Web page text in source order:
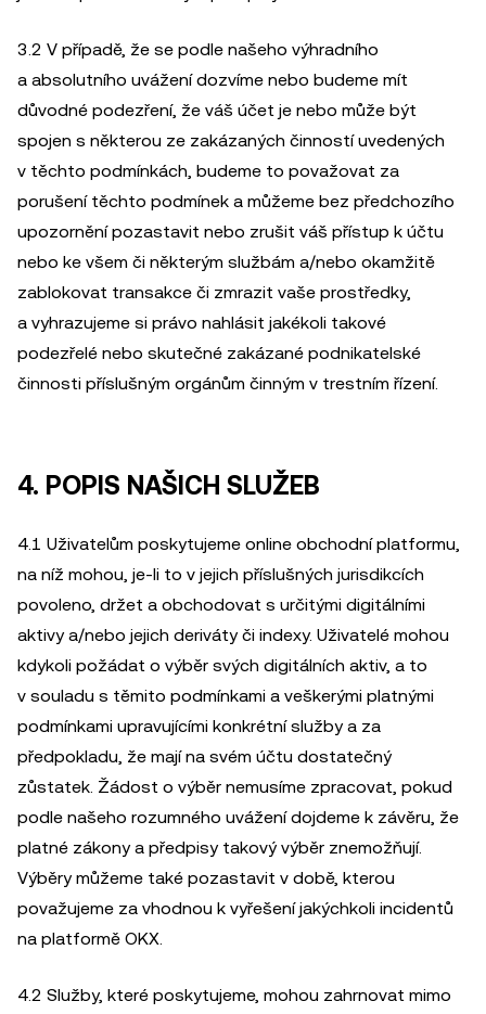
3.2 V případě, že se podle našeho výhradního
a absolutního uvážení dozvíme nebo budeme mít
důvodné podezření, že váš účet je nebo může být
spojen s některou ze zakázaných činností uvedených
v těchto podmínkách, budeme to považovat za
porušení těchto podmínek a můžeme bez předchozího
upozornění pozastavit nebo zrušit váš přístup k účtu
nebo ke všem či některým službám a/nebo okamžitě
zablokovat transakce či zmrazit vaše prostředky,
a vyhrazujeme si právo nahlásit jakékoli takové
podezřelé nebo skutečné zakázané podnikatelské
činnosti příslušným orgánům činným v trestním řízení.
4. POPIS NAŠICH SLUŽEB
4.1 Uživatelům poskytujeme online obchodní platformu,
na níž mohou, je-li to v jejich příslušných jurisdikcích
povoleno, držet a obchodovat s určitými digitálními
aktivy a/nebo jejich deriváty či indexy. Uživatelé mohou
kdykoli požádat o výběr svých digitálních aktiv, a to
v souladu s těmito podmínkami a veškerými platnými
podmínkami upravujícími konkrétní služby a za
předpokladu, že mají na svém účtu dostatečný
zůstatek. Žádost o výběr nemusíme zpracovat, pokud
podle našeho rozumného uvážení dojdeme k závěru, že
platné zákony a předpisy takový výběr znemožňují.
Výběry můžeme také pozastavit v době, kterou
považujeme za vhodnou k vyřešení jakýchkoli incidentů
na platformě OKX.
4.2 Služby, které poskytujeme, mohou zahrnovat mimo